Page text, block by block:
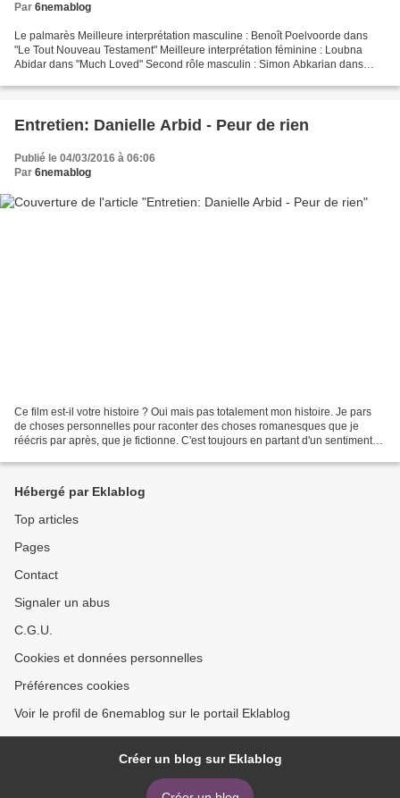
Par 6nemablog
Le palmarès Meilleure interprétation masculine : Benoît Poelvoorde dans
"Le Tout Nouveau Testament" Meilleure interprétation féminine : Loubna
Abidar dans "Much Loved" Second rôle masculin : Simon Abkarian dans
Entretien: Danielle Arbid - Peur de rien
Publié le 04/03/2016 à 06:06
Par 6nemablog
Ce film est-il votre histoire ? Oui mais pas totalement mon histoire. Je pars
de choses personnelles pour raconter des choses romanesques que je
réécris par après, que je fictionne. C'est toujours en partant d'un sentiment
Hébergé par Eklablog
Top articles
Pages
Contact
Signaler un abus
C.G.U.
Cookies et données personnelles
Préférences cookies
Voir le profil de 6nemablog sur le portail Eklablog
Créer un blog sur Eklablog